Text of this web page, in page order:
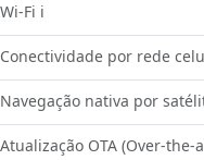
Wi-Fi ℹ️
Conectividade por rede
Navegação nativa por
Atualização OTA (Over-the-